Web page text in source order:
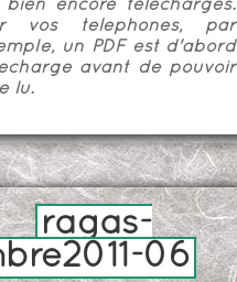
bien encore téléchargés.
vos téléphones, par
un PDF est d'abord
avant de pouvoir
lu.
ragas-
06